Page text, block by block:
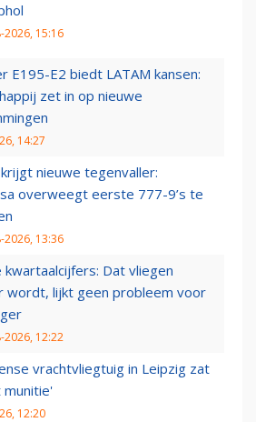
2026, 15:16
E195-E2 biedt LATAM kansen:
zet in op nieuwe
14:27
nieuwe tegenvaller:
overweegt eerste 777-9’s te
2026, 13:36
kwartaalcijfers: Dat vliegen
wordt, lijkt geen probleem voor
2026, 12:22
vrachtvliegtuig in Leipzig zat
12:20